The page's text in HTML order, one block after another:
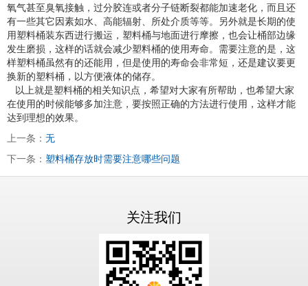
氧气甚至臭氧接触，过分胶连或者分子链断裂都能加速老化，而且还
有一些其它因素如水、高能辐射、所处介质等等。另外就是长期的使
用塑料桶装东西进行搬运，塑料桶与地面进行摩擦，也会让桶部边缘
发生磨损，这样的话就会减少塑料桶的使用寿命。需要注意的是，这
样塑料桶虽然有的还能用，但是使用的寿命会非常短，还是建议要更
换新的塑料桶，以方便液体的储存。
以上就是塑料桶的相关知识点，希望对大家有所帮助，也希望大家
在使用的时候能够多加注意，要按照正确的方法进行使用，这样才能
达到理想的效果。
上一条： 无
下一条： 塑料桶存放时需要注意哪些问题
关注我们